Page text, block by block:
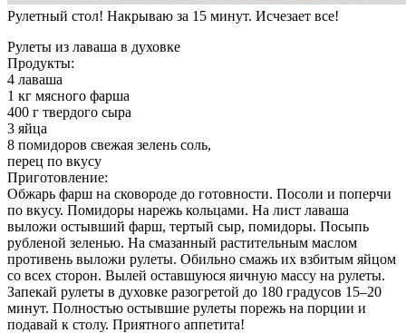
Рулетный стол! Накрываю за 15 минут. Исчезает все!
Рулеты из лаваша в духовке
Продукты:
4 лаваша
1 кг мясного фарша
400 г твердого сыра
3 яйца
8 помидоров свежая зелень соль,
перец по вкусу
Приготовление:
Обжарь фарш на сковороде до готовности. Посоли и поперчи
по вкусу. Помидоры нарежь кольцами. На лист лаваша
выложи остывший фарш, тертый сыр, помидоры. Посыпь
рубленой зеленью. На смазанный растительным маслом
противень выложи рулеты. Обильно смажь их взбитым яйцом
со всех сторон. Вылей оставшуюся яичную массу на рулеты.
Запекай рулеты в духовке разогретой до 180 градусов 15–20
минут. Полностью остывшие рулеты порежь на порции и
подавай к столу. Приятного аппетита!